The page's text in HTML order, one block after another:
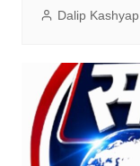
Dalip Kashyap